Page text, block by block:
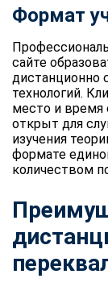
Формат
сайте
дистанционно
технологий.
место и время
открыт для
изучения
формате
количеством